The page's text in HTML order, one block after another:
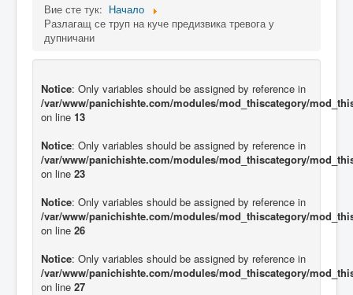
Вие сте тук: Начало
Разлагащ се труп на куче предизвика тревога у
дупничани
Notice: Only variables should be assigned by reference in
/var/www/panichishte.com/modules/mod_thiscategory/
on line 13
Notice: Only variables should be assigned by reference in
/var/www/panichishte.com/modules/mod_thiscategory/
on line 23
Notice: Only variables should be assigned by reference in
/var/www/panichishte.com/modules/mod_thiscategory/
on line 26
Notice: Only variables should be assigned by reference in
/var/www/panichishte.com/modules/mod_thiscategory/
on line 27